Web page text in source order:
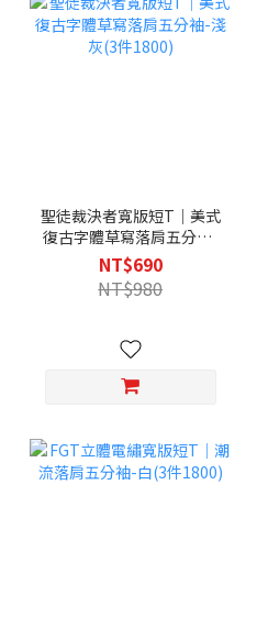
聖徒裁決者寬版短T｜美式
復古字體草寫落肩五分袖-
淺灰(3件1800)
NT$690
NT$980